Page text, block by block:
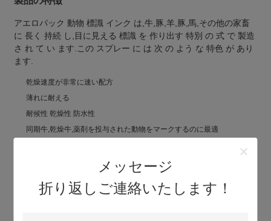
メッセージ
折り返しご連絡いたします！
アエロパック 動物 標識 インク は,牛,豚,羊,豚,馬,その他の家畜
に 長く 持続 し,目に見える 標識 を 作り出す 特別 の 式 で 製造
さ れ て い ます.この スプレー に は 次 の よう な 特色 が あり
ます.
乾燥速度が非常に速い配方
薄れに耐える
耐候性 乾燥性 防水性
同期牛,乾燥牛,薬剤を投与された動物をマークするのに最適
赤,青,緑,紫色など,色々な色で入手可能
無料のサンプルと動物マークスプレー製品についての